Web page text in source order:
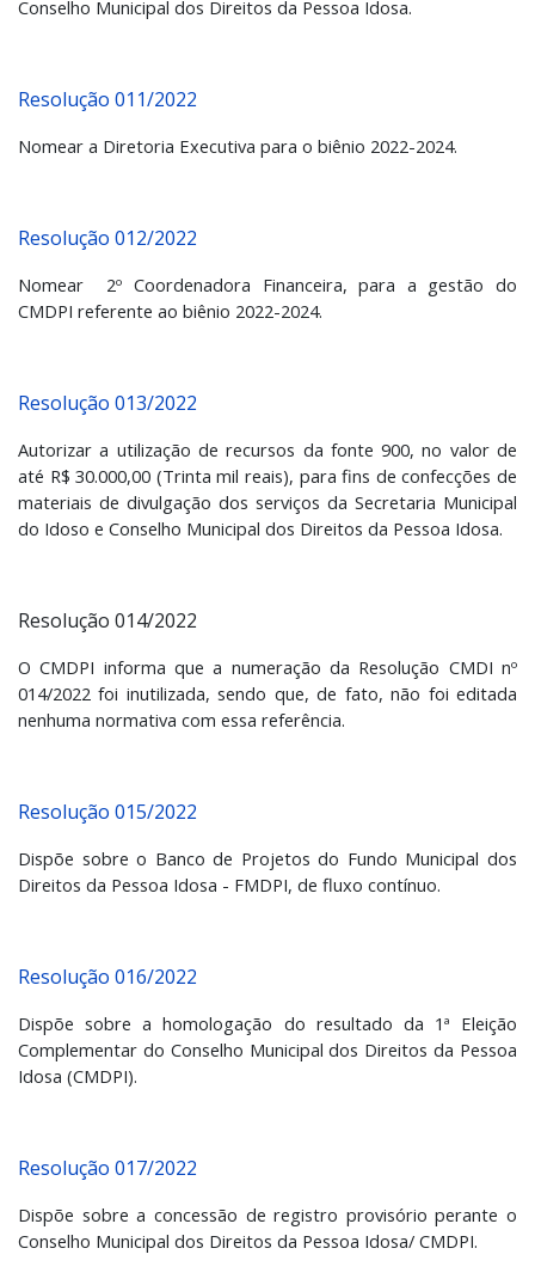
Conselho Municipal dos Direitos da Pessoa Idosa.
Resolução 011/2022
Nomear a Diretoria Executiva para o biênio 2022-2024.
Resolução 012/2022
Nomear 2º Coordenadora Financeira, para a gestão do
CMDPI referente ao biênio 2022-2024.
Resolução 013/2022
Autorizar a utilização de recursos da fonte 900, no valor de
até R$ 30.000,00 (Trinta mil reais), para fins de confecções de
materiais de divulgação dos serviços da Secretaria Municipal
do Idoso e Conselho Municipal dos Direitos da Pessoa Idosa.
Resolução 014/2022
O CMDPI informa que a numeração da Resolução CMDI nº
014/2022 foi inutilizada, sendo que, de fato, não foi editada
nenhuma normativa com essa referência.
Resolução 015/2022
Dispõe sobre o Banco de Projetos do Fundo Municipal dos
Direitos da Pessoa Idosa - FMDPI, de fluxo contínuo.
Resolução 016/2022
Dispõe sobre a homologação do resultado da 1ª Eleição
Complementar do Conselho Municipal dos Direitos da Pessoa
Idosa (CMDPI).
Resolução 017/2022
Dispõe sobre a concessão de registro provisório perante o
Conselho Municipal dos Direitos da Pessoa Idosa/ CMDPI.